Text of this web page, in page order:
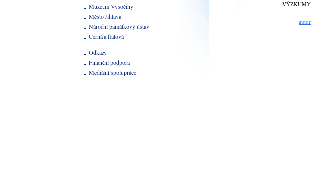
Muzeum Vysočiny
Město Jihlava
Národní památkový ústav
Černá a fialová
Odkazy
Finanční podpora
Mediální spolupráce
VÝZKUMY
autor